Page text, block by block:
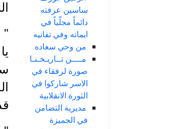
ساسين عرفته
دائماً مجلّياً في
ايمانه وفي تفانيه
من وحي سعاده
مــــن تــاريـخـنـا
صورة لرفقاء في
الاسر شاركوا في
الثورة الانقلابية
مديرية التضامن
في الجميزة
"